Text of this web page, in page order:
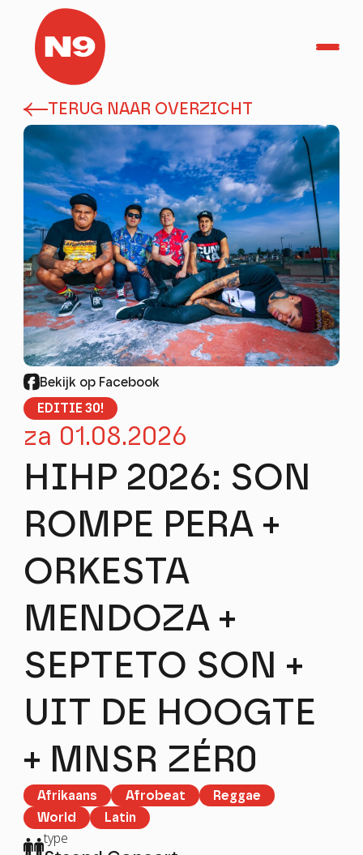
TicketShop
Home
Agenda
Helden in het Park
Herbakkersfestival
PRAKTISCH
OVER N9
FESTIVALS
PROJECTEN
PROFESSIONEEL
stay tuned!
Nieuwsbrief
Schrijf me in!
TERUG NAAR OVERZICHT
Bekijk op Facebook
EDITIE 30!
za 01.08.2026
HIHP 2026: SON
ROMPE PERA +
ORKESTA
MENDOZA +
SEPTETO SON +
UIT DE HOOGTE
+ MNSR ZÉR0
Afrikaans Afrobeat
Reggae
World
Latin
type